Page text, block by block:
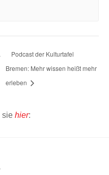
Podcast der Kulturtafel
Bremen: Mehr wissen heißt mehr
erleben
sie hier: